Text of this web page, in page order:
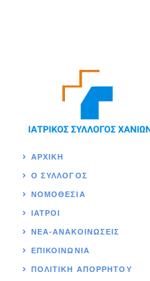
ΑΡΧΙΚΉ
Ο ΣΥΛΛΟΓΟΣ
ΝΟΜΟΘΕΣΊΑ
ΙΑΤΡΟΙ
ΝΕΑ-ΑΝΑΚΟΙΝΩΣΕΙΣ
ΕΠΙΚΟΙΝΩΝΊΑ
ΠΟΛΙΤΙΚΉ ΑΠΟΡΡΗΤΟΥ